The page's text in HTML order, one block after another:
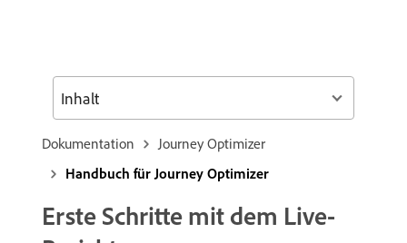
Dokumentation
Journey Optimizer
Handbuch für Journey Optimizer
Erste Schritte mit dem Live-
Inhalt